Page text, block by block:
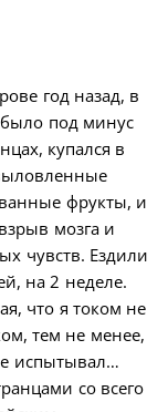
год назад, в
было под минус
купался в
фрукты, и
мозга и
чувств. Ездили
на 2 неделе.
что я током не
тем не менее,
испытывал…
со всего